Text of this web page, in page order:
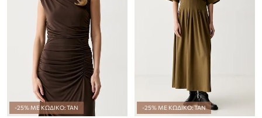
-25% ΜΕ ΚΩΔΙΚΟ: TAN -25% ΜΕ ΚΩΔΙΚΟ: TAN